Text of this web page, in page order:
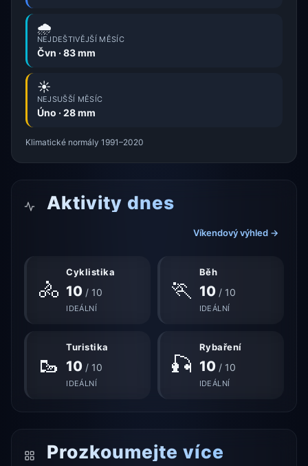
🌧️
NEJDEŠTIVĚJŠÍ MĚSÍC
Čvn · 83 mm
☀️
NEJSUŠŠÍ MĚSÍC
Úno · 28 mm
Klimatické normály 1991–2020
Aktivity dnes
Víkendový výhled →
🚴
Cyklistika
10 / 10
IDEÁLNÍ
🏃
Běh
10/ 10
IDEÁLNÍ
🥾
Turistika
10 / 10
IDEÁLNÍ
🎣
Rybaření
10/ 10
IDEÁLNÍ
Prozkoumejte více